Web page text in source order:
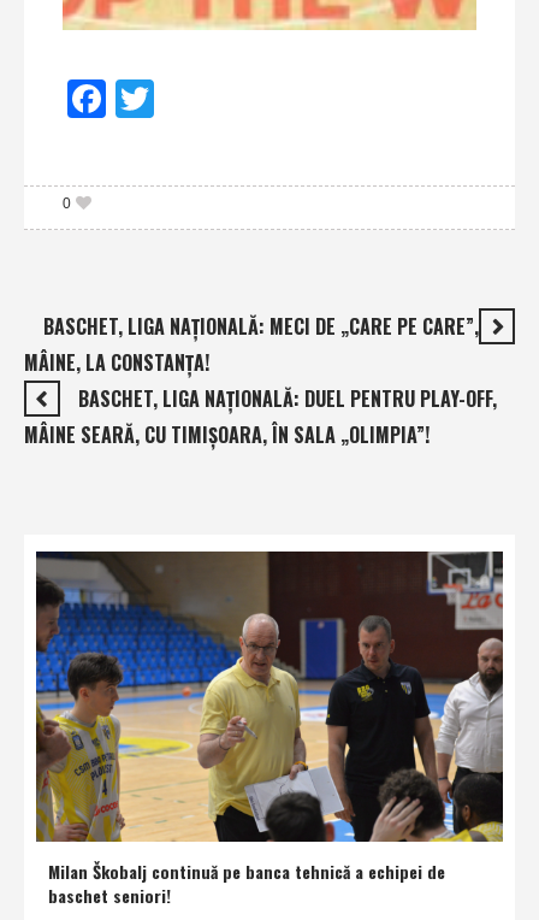
Facebook
0
BASCHET, LIGA NAŢIONALĂ: MECI DE „CARE PE CARE”,
MÂINE, LA CONSTANŢA!
BASCHET, LIGA NAŢIONALĂ: DUEL PENTRU PLAY-OFF,
MÂINE SEARĂ, CU TIMIŞOARA, ÎN SALA „OLIMPIA”!
Milan Škobalj continuă pe banca tehnică a echipei de
baschet seniori!